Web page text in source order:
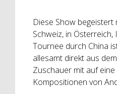
Diese Show
Schweiz, in
Tournee durch China
allesamt direkt aus
Zuschauer mit auf
Kompositionen von